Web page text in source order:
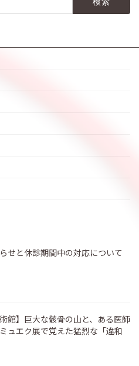
せと休診期間中の対応について
館】巨大な骸骨の山と、ある医師
ュエク展で覚えた猛烈な「違和